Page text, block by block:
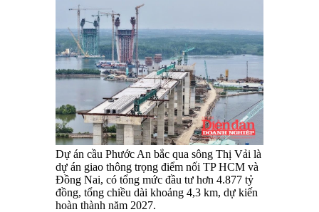
Dự án cầu Phước An bắc qua sông Thị Vải là
dự án giao thông trọng điểm nối TP HCM và
Đồng Nai, có tổng mức đầu tư hơn 4.877 tỷ
đồng, tổng chiều dài khoảng 4,3 km, dự kiến
hoàn thành năm 2027.